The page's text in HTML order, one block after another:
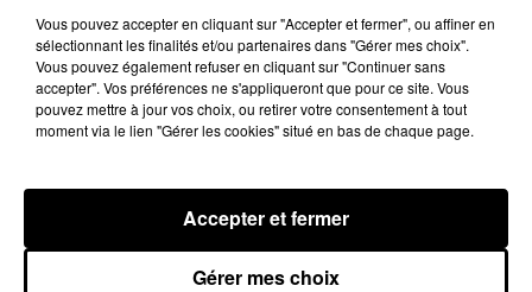
7 août 2026
Vous pouvez accepter en cliquant sur "Accepter et fermer", ou affiner en
sélectionnant les finalités et/ou partenaires dans "Gérer mes choix".
Vous pouvez également refuser en cliquant sur "Continuer sans
accepter". Vos préférences ne s'appliqueront que pour ce site. Vous
pouvez mettre à jour vos choix, ou retirer votre consentement à tout
moment via le lien "Gérer les cookies" situé en bas de chaque page.
Gérer mes choix
Accepter et fermer